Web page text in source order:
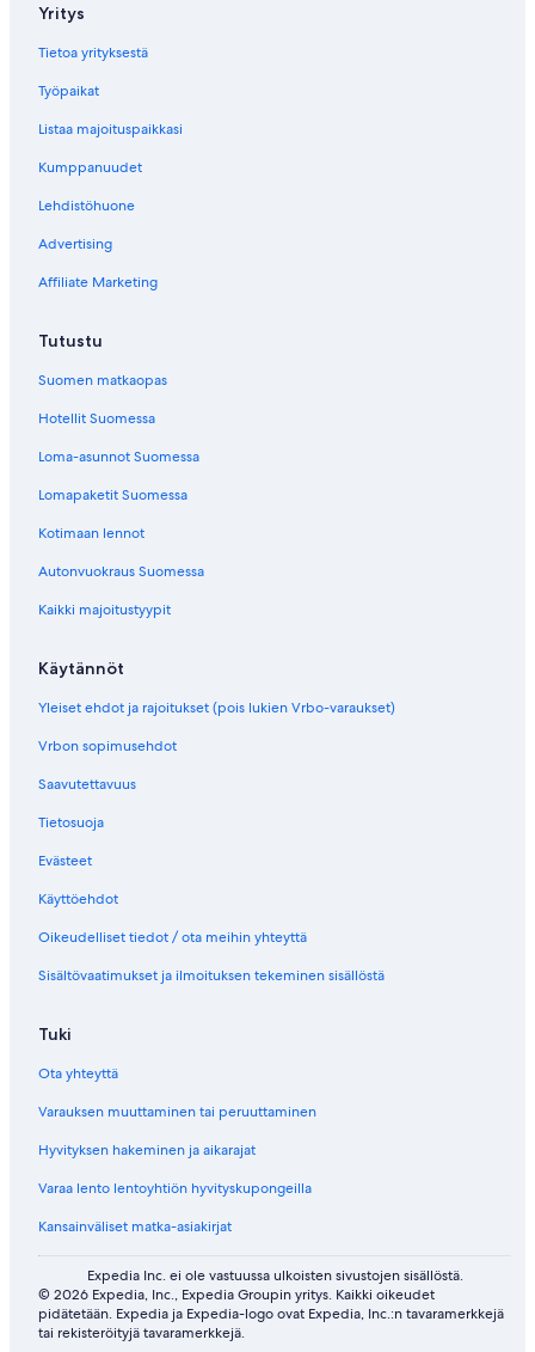
h
e
s
e
n
P
o
i
i
n
a
a
v
l
i
k
i
Yritys
Tietoa yrityksestä
Työpaikat
Listaa majoituspaikkasi
Kumppanuudet
Lehdistöhuone
Advertising
Affiliate Marketing
Tutustu
Suomen matkaopas
Hotellit Suomessa
Loma-asunnot Suomessa
Lomapaketit Suomessa
Kotimaan lennot
Autonvuokraus Suomessa
Kaikki majoitustyypit
Käytännöt
Yleiset ehdot ja rajoitukset (pois lukien Vrbo-varaukset)
Vrbon sopimusehdot
Saavutettavuus
Tietosuoja
Evästeet
Käyttöehdot
Oikeudelliset tiedot / ota meihin yhteyttä
Sisältövaatimukset ja ilmoituksen tekeminen sisällöstä
Tuki
Ota yhteyttä
Varauksen muuttaminen tai peruuttaminen
Hyvityksen hakeminen ja aikarajat
Varaa lento lentoyhtiön hyvityskupongeilla
Kansainväliset matka-asiakirjat
Expedia Inc. ei ole vastuussa ulkoisten sivustojen sisällöstä.
© 2026 Expedia, Inc., Expedia Groupin yritys. Kaikki oikeudet
pidätetään. Expedia ja Expedia-logo ovat Expedia, Inc.:n tavaramerkkejä
tai rekisteröityjä tavaramerkkejä.